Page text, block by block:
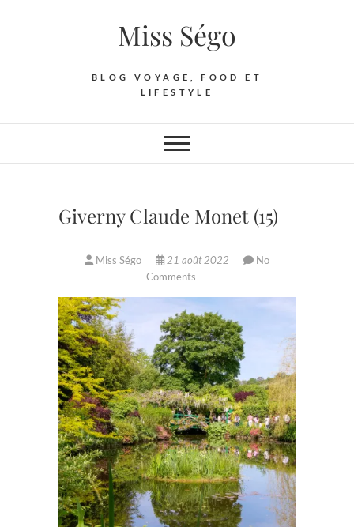
Miss Ségo
BLOG VOYAGE, FOOD ET
LIFESTYLE
Giverny Claude Monet (15)
Miss Ségo 21 août 2022
No
Comments